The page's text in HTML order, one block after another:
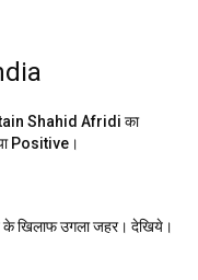
Shahid Afridi का
Positive।
के खिलाफ उगला जहर। देखिये।